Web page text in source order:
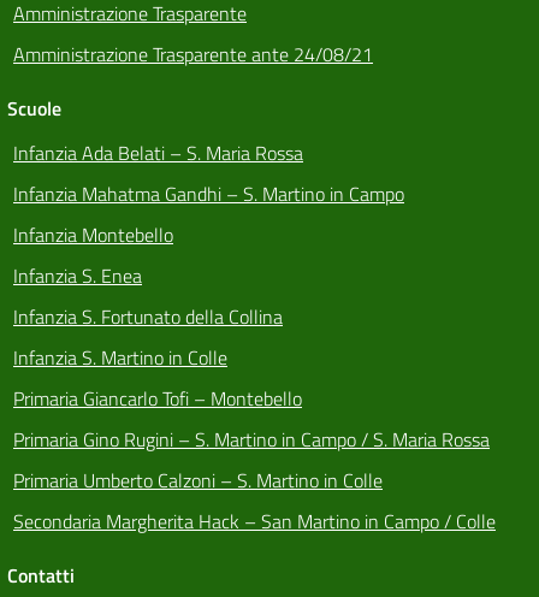
Amministrazione Trasparente
Amministrazione Trasparente ante 24/08/21
Scuole
Infanzia Ada Belati – S. Maria Rossa
Infanzia Mahatma Gandhi – S. Martino in Campo
Infanzia Montebello
Infanzia S. Enea
Infanzia S. Fortunato della Collina
Infanzia S. Martino in Colle
Primaria Giancarlo Tofi – Montebello
Primaria Gino Rugini – S. Martino in Campo / S. Maria Rossa
Primaria Umberto Calzoni – S. Martino in Colle
Secondaria Margherita Hack – San Martino in Campo / Colle
Contatti